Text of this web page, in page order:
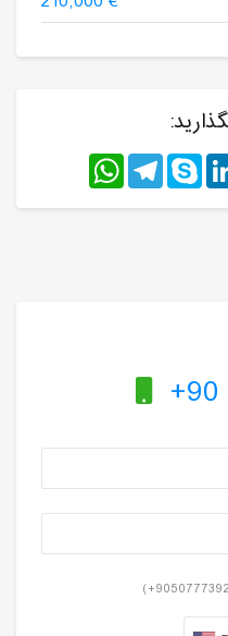
Skype
Telegram
WhatsApp